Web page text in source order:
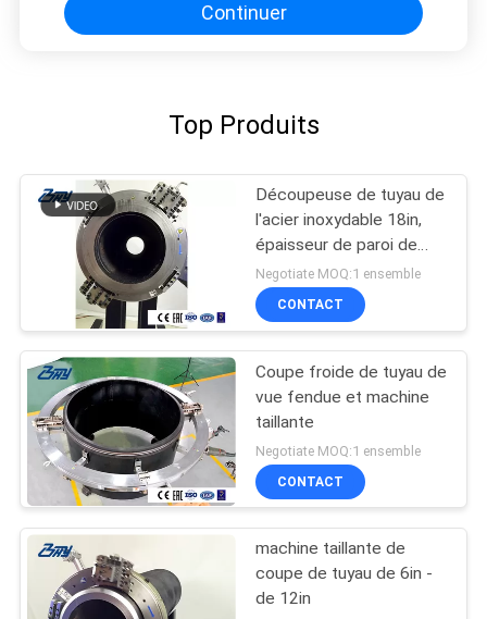
Continuer
Top Produits
Découpeuse de tuyau de
l'acier inoxydable 18in,
épaisseur de paroi de
30mm, coupe et tailler
Negotiate MOQ:1 ensemble
CONTACT
Coupe froide de tuyau de
vue fendue et machine
taillante
Negotiate MOQ:1 ensemble
CONTACT
machine taillante de
coupe de tuyau de 6in -
de 12in